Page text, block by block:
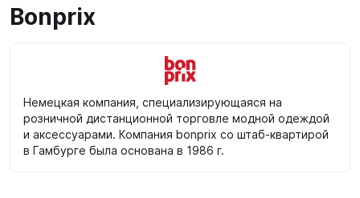
Bonprix
Немецкая компания, специализирующаяся на
розничной дистанционной торговле модной одеждой
и аксессуарами. Компания bonprix со штаб-квартирой
в Гамбурге была основана в 1986 г.